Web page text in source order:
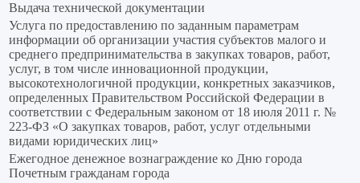
Выдача технической документации
Услуга по предоставлению по заданным параметрам
информации об организации участия субъектов малого и
среднего предпринимательства в закупках товаров, работ,
услуг, в том числе инновационной продукции,
высокотехнологичной продукции, конкретных заказчиков,
определенных Правительством Российской Федерации в
соответствии с Федеральным законом от 18 июля 2011 г. №
223-ФЗ «О закупках товаров, работ, услуг отдельными
видами юридических лиц»
Ежегодное денежное вознаграждение ко Дню города
Почетным гражданам города